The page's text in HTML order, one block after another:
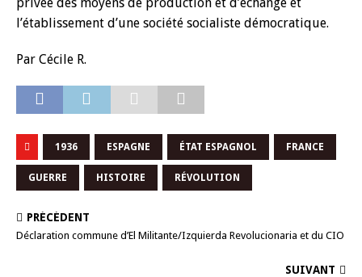
l’établissement d’une société socialiste démocratique.
Par Cécile R.
1936 ESPAGNE ÉTAT ESPAGNOL FRANCE
GUERRE HISTOIRE RÉVOLUTION
PRÉCÉDENT
Déclaration commune d’El Militante/Izquierda Revolucionaria et du CIO
SUIVANT